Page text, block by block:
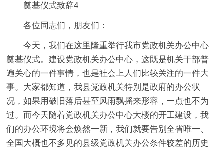
奠基仪式致辞4
各位同志们，朋友们：
今天，我们在这里隆重举行我市党政机关办公中心
奠基仪式。建设党政机关办公中心，这既是机关干部普
遍关心的一件事情，也是社会上人们比较关注的一件大
事。大家都知道，我县党政机关特别是政府的办公状
况，如果用破旧落后甚至风雨飘摇来形容，一点也不为
过。而今天随着党政机关办公中心大楼的开工建设，我
们的办公环境将会焕然一新，我们就要告别全省唯一、
全国大概也不多见的县级党政机关办公条件较差的历史